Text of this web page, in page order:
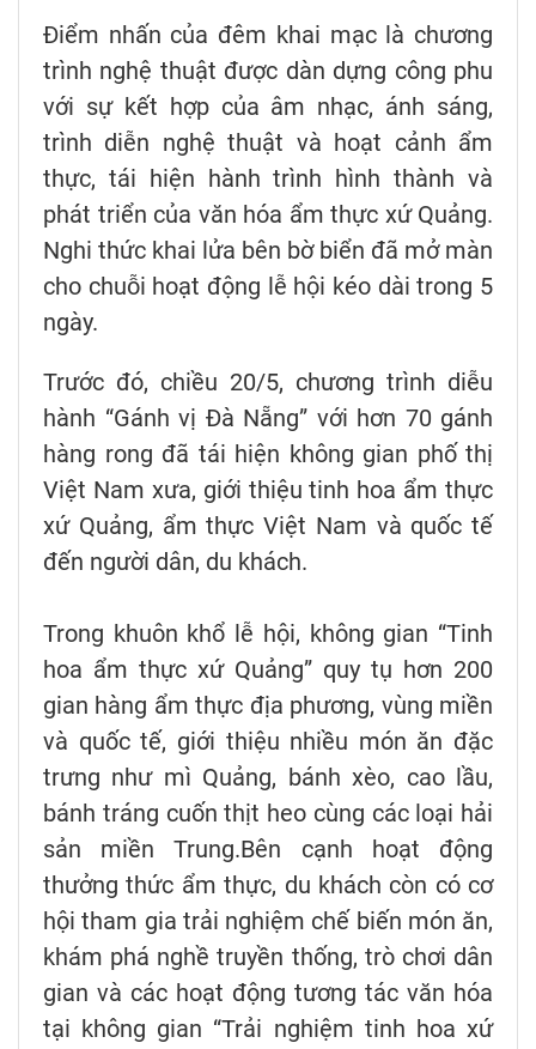
Điểm nhấn của đêm khai mạc là chương
trình nghệ thuật được dàn dựng công phu
với sự kết hợp của âm nhạc, ánh sáng,
trình diễn nghệ thuật và hoạt cảnh ẩm
thực, tái hiện hành trình hình thành và
phát triển của văn hóa ẩm thực xứ Quảng.
Nghi thức khai lửa bên bờ biển đã mở màn
cho chuỗi hoạt động lễ hội kéo dài trong 5
ngày.
Trước đó, chiều 20/5, chương trình diễu
hành “Gánh vị Đà Nẵng” với hơn 70 gánh
hàng rong đã tái hiện không gian phố thị
Việt Nam xưa, giới thiệu tinh hoa ẩm thực
xứ Quảng, ẩm thực Việt Nam và quốc tế
đến người dân, du khách.
Trong khuôn khổ lễ hội, không gian “Tinh
hoa ẩm thực xứ Quảng” quy tụ hơn 200
gian hàng ẩm thực địa phương, vùng miền
và quốc tế, giới thiệu nhiều món ăn đặc
trưng như mì Quảng, bánh xèo, cao lầu,
bánh tráng cuốn thịt heo cùng các loại hải
sản miền Trung.Bên cạnh hoạt động
thưởng thức ẩm thực, du khách còn có cơ
hội tham gia trải nghiệm chế biến món ăn,
khám phá nghề truyền thống, trò chơi dân
gian và các hoạt động tương tác văn hóa
tại không gian “Trải nghiệm tinh hoa xứ